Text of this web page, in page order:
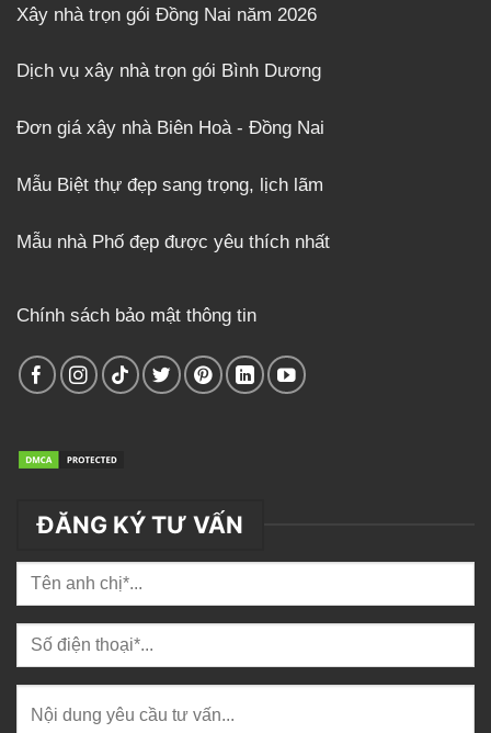
Xây nhà trọn gói Đồng Nai năm 2026
Dịch vụ xây nhà trọn gói Bình Dương
Đơn giá xây nhà Biên Hoà - Đồng Nai
Mẫu Biệt thự đẹp sang trọng, lịch lãm
Mẫu nhà Phố đẹp được yêu thích nhất
Chính sách bảo mật thông tin
ĐĂNG KÝ TƯ VẤN